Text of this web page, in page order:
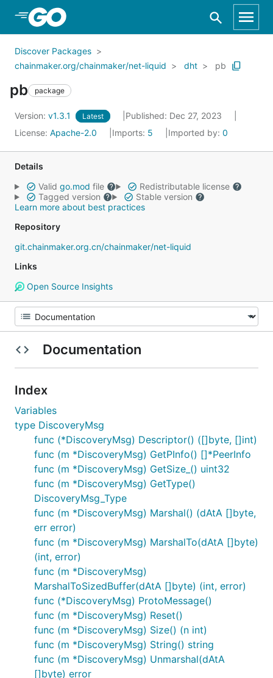
Skip to Main Content
Discover Packages
chainmaker.org/chainmaker/net-liquid
dht pb
pb package
Version: v1.3.1 Latest
Published: Dec 27, 2023
License: Apache-2.0 Imports: 5 Imported by: 0
Details
Valid go.mod file
Redistributable license
Tagged version
Stable version
Learn more about best practices
Repository
git.chainmaker.org.cn/chainmaker/net-liquid
Links
Open Source Insights
Documentation
Index
Variables
type DiscoveryMsg
func (*DiscoveryMsg) Descriptor() ([]byte, []int)
func (m *DiscoveryMsg) GetPInfo() []*PeerInfo
func (m *DiscoveryMsg) GetSize_() uint32
func (m *DiscoveryMsg) GetType()
DiscoveryMsg_Type
func (m *DiscoveryMsg) Marshal() (dAtA []byte,
err error)
func (m *DiscoveryMsg) MarshalTo(dAtA []byte)
(int, error)
func (m *DiscoveryMsg)
MarshalToSizedBuffer(dAtA []byte) (int, error)
func (*DiscoveryMsg) ProtoMessage()
func (m *DiscoveryMsg) Reset()
func (m *DiscoveryMsg) Size() (n int)
func (m *DiscoveryMsg) String() string
func (m *DiscoveryMsg) Unmarshal(dAtA
[]byte) error